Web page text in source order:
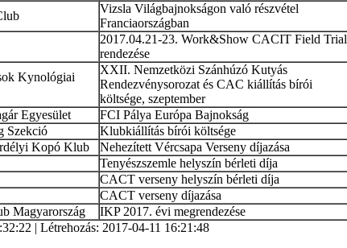
Vizsla Világbajnokságon való részvétel
Franciaországban
2017.04.21-23. Work&Show CACIT Field Trial
rendezése
Kynológiai
XXII. Nemzetközi Szánhúzó Kutyás
Rendezvénysorozat és CAC kiállítás bírói
költsége, szeptember
Egyesület FCI Pálya Európa Bajnokság
Szekció Klubkiállítás bírói költsége
Kopó Klub
Nehezített Vércsapa Verseny díjazása
Tenyészszemle helyszín bérleti díja
CACT verseny helyszín bérleti díja
CACT verseny díjazása
Magyarország IKP 2017. évi megrendezése
| Létrehozás: 2017-04-11 16:21:48